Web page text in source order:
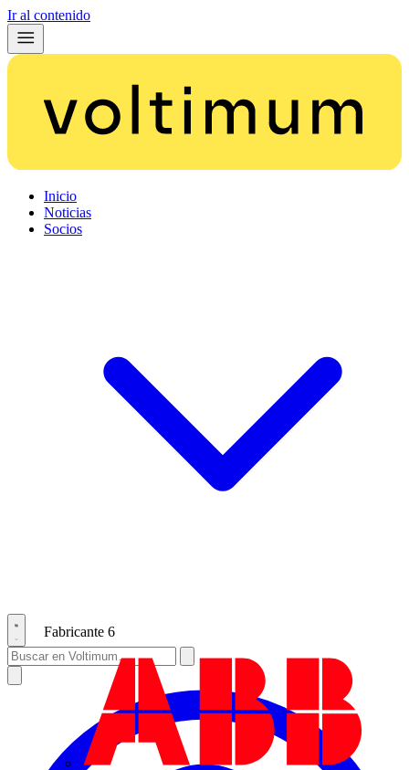
Ir al contenido
Inicio
Noticias
Socios
Fabricante 6